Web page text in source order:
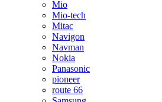
Mio
Mio-tech
Mitac
Navigon
Navman
Nokia
Panasonic
pioneer
route 66